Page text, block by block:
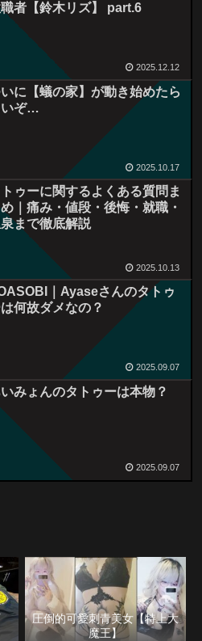
者【鈴木リズ】 part.6
2025.12.12
に【蟻の家】が動き始めたら
いぞ…
2025.10.17
ゥーに関するよくある質問ま
｜痛み・値段・後悔・就職・
まで徹底解説
2025.10.13
｜Ayaseさんのタトゥ
何故ダメなの？
2025.09.07
みょんのタトゥーは本物？
2025.09.07
圧倒的可愛刺青美女【特上大
魔王】